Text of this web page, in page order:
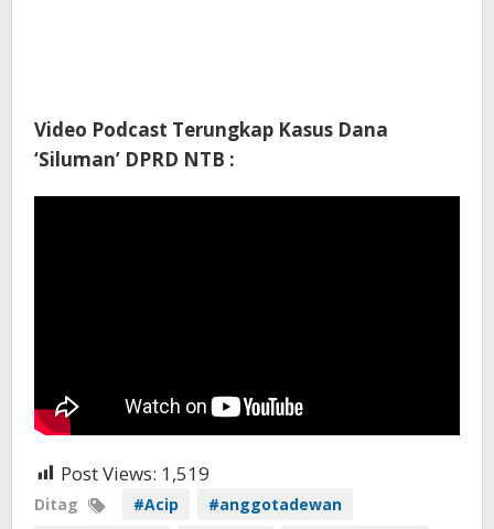
Video Podcast Terungkap Kasus Dana
‘Siluman’ DPRD NTB :
Post Views: 1,519
Ditag #Acip
#anggotadewan